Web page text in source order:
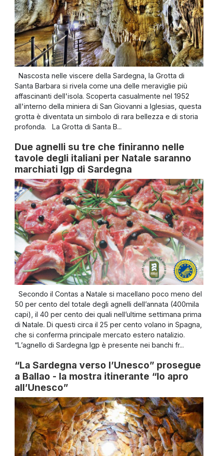
Nascosta nelle viscere della Sardegna, la Grotta di
Santa Barbara si rivela come una delle meraviglie più
affascinanti dell'isola. Scoperta casualmente nel 1952
all'interno della miniera di San Giovanni a Iglesias, questa
grotta è diventata un simbolo di rara bellezza e di storia
profonda. La Grotta di Santa B...
Due agnelli su tre che finiranno nelle
tavole degli italiani per Natale saranno
marchiati Igp di Sardegna
Secondo il Contas a Natale si macellano poco meno del
50 per cento del totale degli agnelli dell’annata (400mila
capi), il 40 per cento dei quali nell’ultime settimana prima
di Natale. Di questi circa il 25 per cento volano in Spagna,
che si conferma principale mercato estero natalizio.
“L’agnello di Sardegna Igp è presente nei banchi fr...
“La Sardegna verso l’Unesco” prosegue
a Ballao - la mostra itinerante “Io apro
all’Unesco”